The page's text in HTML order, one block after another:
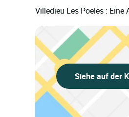
Villedieu Les Poeles :
Siehe auf der